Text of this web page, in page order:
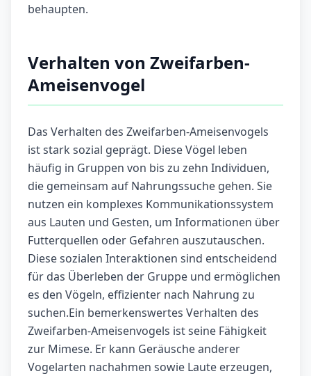
behaupten.
Verhalten von Zweifarben-
Ameisenvogel
Das Verhalten des Zweifarben-Ameisenvogels
ist stark sozial geprägt. Diese Vögel leben
häufig in Gruppen von bis zu zehn Individuen,
die gemeinsam auf Nahrungssuche gehen. Sie
nutzen ein komplexes Kommunikationssystem
aus Lauten und Gesten, um Informationen über
Futterquellen oder Gefahren auszutauschen.
Diese sozialen Interaktionen sind entscheidend
für das Überleben der Gruppe und ermöglichen
es den Vögeln, effizienter nach Nahrung zu
suchen.Ein bemerkenswertes Verhalten des
Zweifarben-Ameisenvogels ist seine Fähigkeit
zur Mimese. Er kann Geräusche anderer
Vogelarten nachahmen sowie Laute erzeugen,